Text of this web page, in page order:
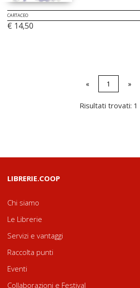
CARTACEO
€ 14,50
« 1 »
Risultati trovati: 1
LIBRERIE.COOP
Chi siamo
Le Librerie
Servizi e vantaggi
Raccolta punti
Eventi
Collaborazioni e Festival